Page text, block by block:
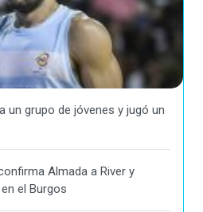
un grupo de jóvenes y jugó un
Almada a River y
el Burgos